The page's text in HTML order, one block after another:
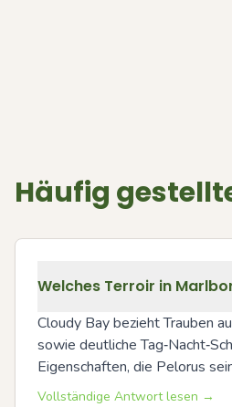
Häufig
Welches Terroir in
Cloudy Bay bezieht Trauben
sowie deutliche
Eigenschaften, die Pelorus
Vollständige Antwort lesen →